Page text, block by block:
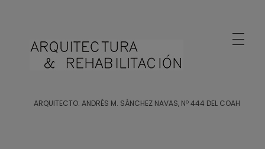
ARQUITECTO: ANDRÉS M. SÁNCHEZ NAVAS, Nº 444 DEL COAH